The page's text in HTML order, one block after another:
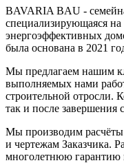
BAVARIA BAU -
специализирующаяся на
энергоэффективных
была основана в 2021
Мы предлагаем нашим
выполняемых нами
строительной отросли.
так и после завершения
Мы производим
и чертежам Заказчика.
многолетнюю гарантию